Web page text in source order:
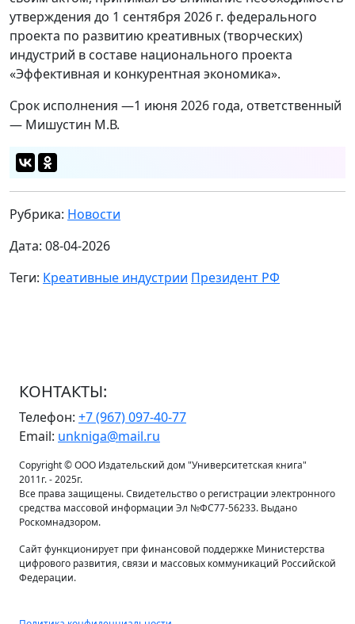
утверждения до 1 сентября 2026 г. федерального
проекта по развитию креативных (творческих)
индустрий в составе национального проекта
«Эффективная и конкурентная экономика».
Срок исполнения —1 июня 2026 года, ответственный
— Мишустин М.В.
Рубрика: Новости
Дата: 08-04-2026
Теги: Креативные индустрии Президент РФ
КОНТАКТЫ:
Телефон: +7 (967) 097-40-77
Email: unkniga@mail.ru
Copyright © ООО Издательский дом "Университетская книга"
2011г. - 2025г.
Все права защищены. Свидетельство о регистрации электронного
средства массовой информации Эл №ФС77-56233. Выдано
Роскомнадзором.
Сайт функционирует при финансовой поддержке Министерства
цифрового развития, связи и массовых коммуникаций Российской
Федерации.